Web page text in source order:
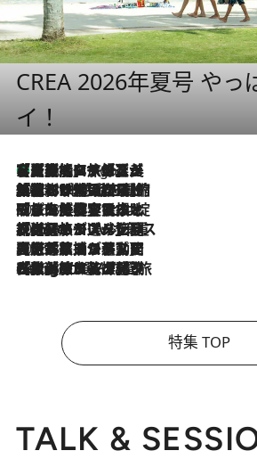
CREA 2026年夏号 やっ
イ！
4 Hours Ago
【厳選旅コスメ】「多機能アイテムがメイン！」旅好き美容エディターが選んだ夏旅ベストコスメを発表【Mサイズジップ】
2026.8.6
「荷物が増えるほど旅ストレスは増す」美容ジャーナリストがたどり着いた最終結論。“化粧品を劇的に減らす”感動の凝縮美容とは
2026.8.6
「旅先には金髪ウィッグを持参」日本と同じメイクでは損してる!? 美容ジャーナリストが提案する“掟破りの旅美容”とは
2026.8.6
【厳選旅コスメ】「身軽さ＆UV対策重視！」ヘアアーティストshucoが選んだ夏旅ベストコスメを発表【Mサイズジップ】
2026.8.5
【厳選旅コスメ】国内をあちこち移動する河井菜摘が選んだ夏旅ベストコスメ発表！「リラックスアイテムはマスト」【Mサイズジップ】
2026.8.4
【厳選旅コスメ】「紫外線＆乾燥対策しながらメイク感も！」ヘア＆メイクGeorgeが選んだ夏旅ベストコスメを発表！【Mサイズジップ】
特集 TOP
TALK &